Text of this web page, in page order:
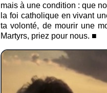
mais à une condition : que
la foi catholique en vivant
ta volonté, de mourir une
Martyrs, priez pour nous. ■